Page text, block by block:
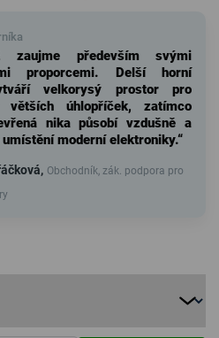
zaujme především svými
proporcemi. Delší horní
velkorysý prostor pro
větších úhlopříček, zatímco
nika působí vzdušně a
moderní elektroniky.“
Obchodník, zák. podpora pro